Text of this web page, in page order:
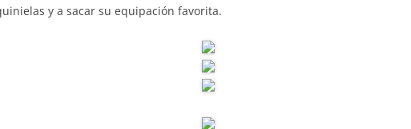
y a sacar su equipación favorita.